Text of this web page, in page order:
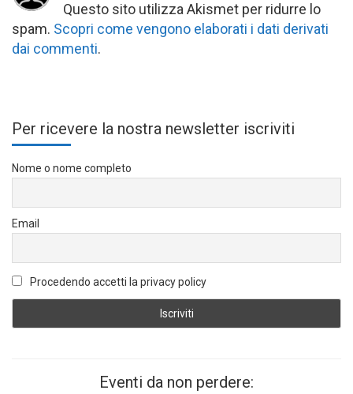
Questo sito utilizza Akismet per ridurre lo
spam. Scopri come vengono elaborati i dati derivati
dai commenti.
Per ricevere la nostra newsletter iscriviti
Nome o nome completo
Email
Procedendo accetti la privacy policy
Eventi da non perdere: